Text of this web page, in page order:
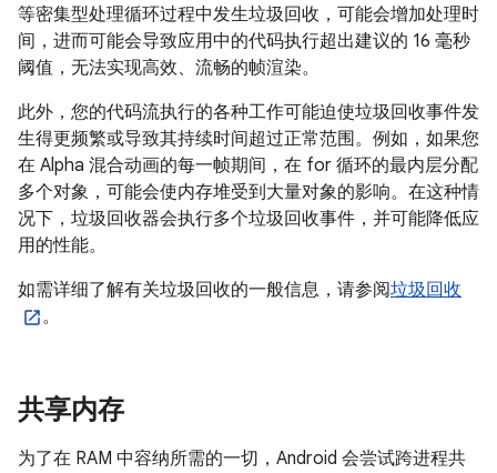
等密集型处理循环过程中发生垃圾回收，可能会增加处理时
间，进而可能会导致应用中的代码执行超出建议的 16 毫秒
阈值，无法实现高效、流畅的帧渲染。
此外，您的代码流执行的各种工作可能迫使垃圾回收事件发
生得更频繁或导致其持续时间超过正常范围。例如，如果您
在 Alpha 混合动画的每一帧期间，在 for 循环的最内层分配
多个对象，可能会使内存堆受到大量对象的影响。在这种情
况下，垃圾回收器会执行多个垃圾回收事件，并可能降低应
用的性能。
如需详细了解有关垃圾回收的一般信息，请参阅垃圾回收
。
共享内存
为了在 RAM 中容纳所需的一切，Android 会尝试跨进程共